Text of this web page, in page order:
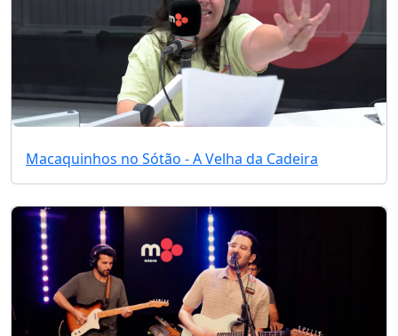
Macaquinhos no Sótão - A Velha da Cadeira